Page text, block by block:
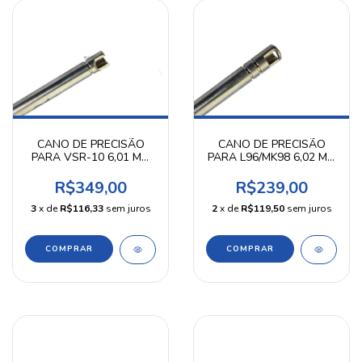
CANO DE PRECISÃO
PARA VSR-10 6,01 MM
R$349,00
3 x deR$116,33 sem juros
CANO DE PRECISÃO
PARA L96/MK98 6,02 MM
R$239,00
2 x deR$119,50 sem juros